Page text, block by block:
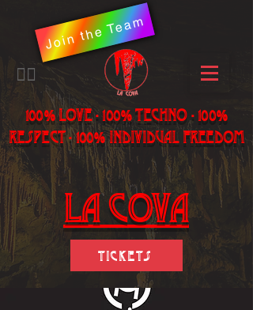
Join the Team
​🏳️‍🌈
100% LOVE - 100% Techno - 100%
Respect - 100% individual freedom
LA Cova
Tickets